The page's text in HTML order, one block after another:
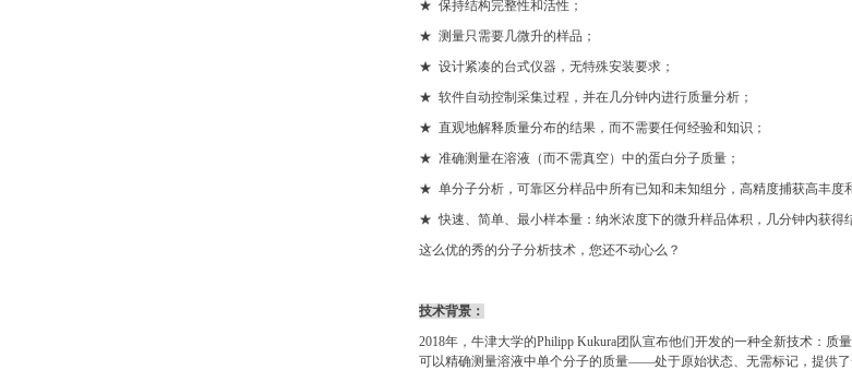
★ 保持结构完整性和活性；
★ 测量只需要几微升的样品；
★ 设计紧凑的台式仪器，无特殊安装要求；
★ 软件自动控制采集过程，并在几分钟内进行质量分析；
★ 直观地解释质量分布的结果，而不需要任何经验和知识；
★ 准确测量在溶液（而不需真空）中的蛋白分子质量；
★ 单分子分析，可靠区分样品中所有已知和未知组分，高精度捕获高丰度
★ 快速、简单、最小样本量：纳米浓度下的微升样品体积，几分钟内获得
这么优的秀的分子分析技术，您还不动心么？
技术背景：
2018年，牛津大学的Philipp Kukura团队宣布他们开发的一种全新技术：质
可以精确测量溶液中单个分子的质量——处于原始状态、无需标记，提供